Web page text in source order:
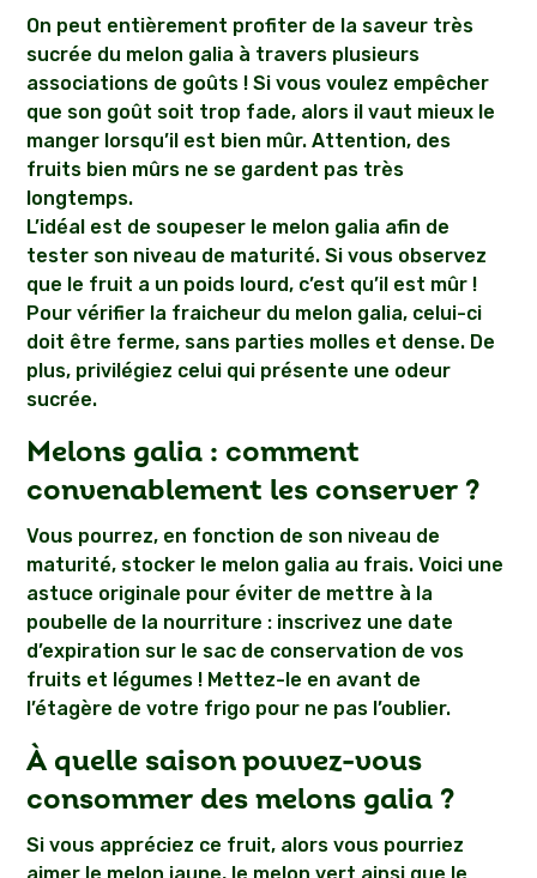
On peut entièrement profiter de la saveur très
sucrée du melon galia à travers plusieurs
associations de goûts ! Si vous voulez empêcher
que son goût soit trop fade, alors il vaut mieux le
manger lorsqu’il est bien mûr. Attention, des
fruits bien mûrs ne se gardent pas très
longtemps.
L’idéal est de soupeser le melon galia afin de
tester son niveau de maturité. Si vous observez
que le fruit a un poids lourd, c’est qu’il est mûr !
Pour vérifier la fraicheur du melon galia, celui-ci
doit être ferme, sans parties molles et dense. De
plus, privilégiez celui qui présente une odeur
sucrée.
Melons galia : comment
convenablement les conserver ?
Vous pourrez, en fonction de son niveau de
maturité, stocker le melon galia au frais. Voici une
astuce originale pour éviter de mettre à la
poubelle de la nourriture : inscrivez une date
d’expiration sur le sac de conservation de vos
fruits et légumes ! Mettez-le en avant de
l’étagère de votre frigo pour ne pas l’oublier.
À quelle saison pouvez-vous
consommer des melons galia ?
Si vous appréciez ce fruit, alors vous pourriez